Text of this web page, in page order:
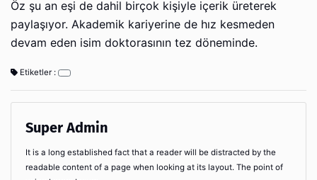
Öz şu an eşi de dahil birçok kişiyle içerik üreterek
paylaşıyor. Akademik kariyerine de hız kesmeden
devam eden isim doktorasının tez döneminde.
Etiketler :
Super Admin
It is a long established fact that a reader will be distracted by the
readable content of a page when looking at its layout. The point of